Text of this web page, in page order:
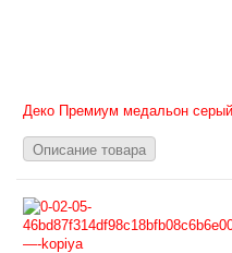
Деко Премиум медальон серый
Описание товара